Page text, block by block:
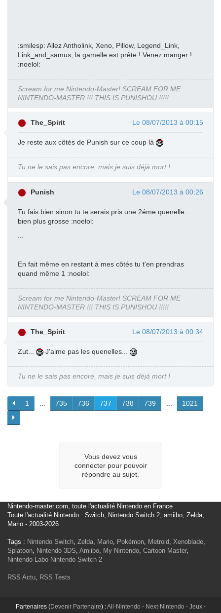
:smilesp: Allez Antholink, Xeno, Pillow, Legend_Link,
Link_and_samus, la gamelle est prête ! Venez manger !
:noelol:
Scream for me Nintendo-Master! SCREAM FOR ME
NINTENDO-MASTER !!! THIS IS PUNISHOU !!!!!
The_Spirit Le 08/07/2013 à 00:15
Je reste aux côtés de Punish sur ce coup là
Tu ne le sais pas encore, mais je suis déjà mort !
Punish Le 08/07/2013 à 00:26
Tu fais bien sinon tu te serais pris une 2éme quenelle...
bien plus grosse :noelol:
En fait même en restant à mes côtés tu t'en prendras
quand même 1 :noelol:
Scream for me Nintendo-Master! SCREAM FOR ME
NINTENDO-MASTER !!! THIS IS PUNISHOU !!!!!
The_Spirit Le 08/07/2013 à 00:34
Zut... J'aime pas les quenelles...
Tu ne le sais pas encore, mais je suis déjà mort !
1 735 736 737 738 739 1021
Vous devez vous
connecter pour pouvoir
répondre au sujet.
Nintendo-master.com, toute l'actualité Nintendo en France
Toute l'actualité Nintendo : Switch, Nintendo Switch 2, amiibo, Zelda,
Mario - 2003-2026
Tags : Nintendo Switch, Zelda, Mario, Pokémon, Metroid, Xenoblade,
Splatoon, Nintendo 3DS, Amiibo, My Nintendo, Cartoon Master,
Nintendo Labo Nintendo Switch 2
RSS Actu, RSS Tests
Partenaires (Devenir Partenaire) :All-Nintendo - Next-Nintendo - Jeux-